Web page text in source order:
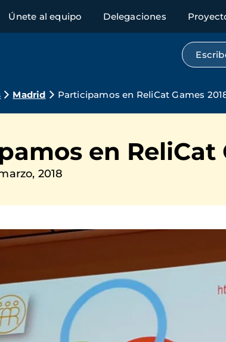
Únete al equipo Delegaciones
Madrid Participamos en ReliCat Games
en ReliCat
2018